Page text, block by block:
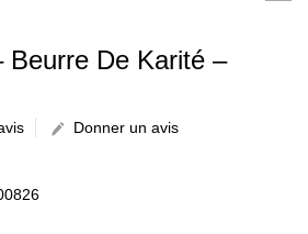
Beurre De Karité –
Donner un avis